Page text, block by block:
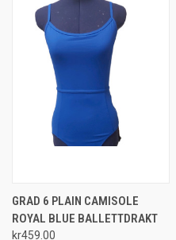
GRAD 6 PLAIN CAMISOLE
ROYAL BLUE BALLETTDRAKT
kr459.00